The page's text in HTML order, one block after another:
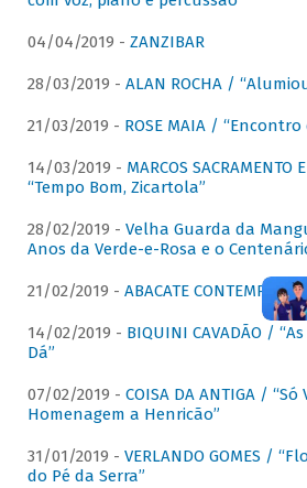
04/04/2019 - ZANZIBAR
28/03/2019 - ALAN ROCHA /
21/03/2019 - ROSE MAIA / “Encontro
14/03/2019 - MARCOS SACRAMENTO
“Tempo Bom, Zicartola”
28/02/2019 - Velha Guarda da
Anos da Verde-e-Rosa e o
21/02/2019 - ABACATE
14/02/2019 - BIQUINI CAVADÃO /
Dá”
07/02/2019 - COISA DA ANTIGA /
Homenagem a Henricão”
31/01/2019 - VERLANDO GOMES /
do Pé da Serra”